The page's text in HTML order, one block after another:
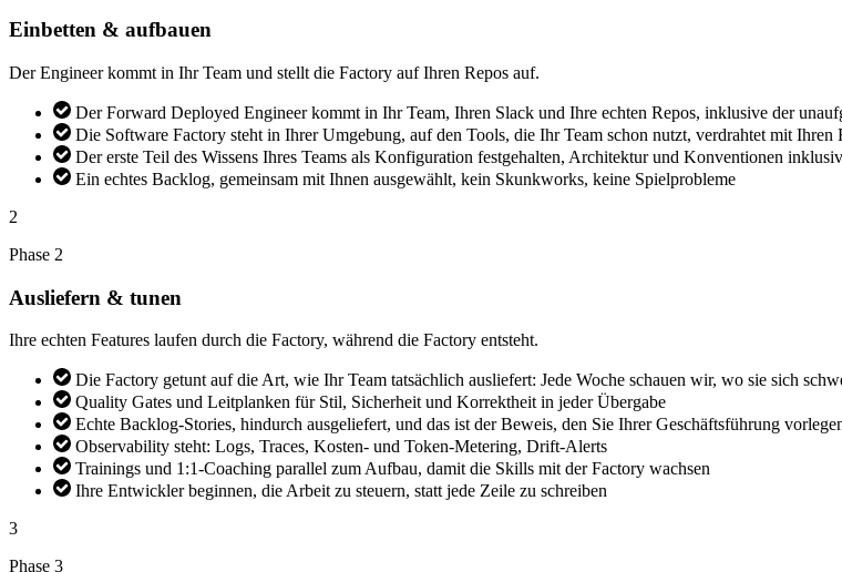
Einbetten & aufbauen
Der Engineer kommt in Ihr Team und stellt die Factory auf Ihren Repos auf.
Der Forward Deployed Engineer kommt in Ihr Team, Ihren Slack und Ihre echten Repos, inklusive der
Die Software Factory steht in Ihrer Umgebung, auf den Tools, die Ihr Team schon nutzt, verdrahtet mit Ihren
Der erste Teil des Wissens Ihres Teams als Konfiguration festgehalten, Architektur und Konventionen
Ein echtes Backlog, gemeinsam mit Ihnen ausgewählt, kein Skunkworks, keine Spielprobleme
2
Phase 2
Ausliefern & tunen
Ihre echten Features laufen durch die Factory, während die Factory entsteht.
Die Factory getunt auf die Art, wie Ihr Team tatsächlich ausliefert: Jede Woche schauen wir, wo sie sich
Quality Gates und Leitplanken für Stil, Sicherheit und Korrektheit in jeder Übergabe
Echte Backlog-Stories, hindurch ausgeliefert, und das ist der Beweis, den Sie Ihrer Geschäftsführung
Observability steht: Logs, Traces, Kosten- und Token-Metering, Drift-Alerts
Trainings und 1:1-Coaching parallel zum Aufbau, damit die Skills mit der Factory wachsen
Ihre Entwickler beginnen, die Arbeit zu steuern, statt jede Zeile zu schreiben
3
Phase 3